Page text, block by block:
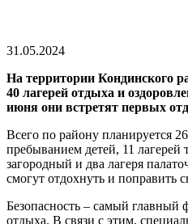
31.05.2024
На территории Кондинского
40 лагерей отдыха и
июня они встретят первых
Всего по району планируется
пребыванием детей, 11 лагерей
загородный и два лагеря
смогут отдохнуть и поправить
Безопасность – самый главный
отдыха. В связи с этим,